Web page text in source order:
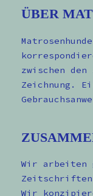
ÜBER
zwischen
Zeichnung.
Wir arbeiten
Zeitschriften
Wir